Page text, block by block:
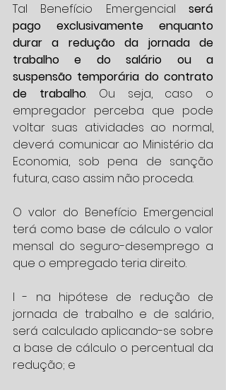
Tal Benefício Emergencial será
pago exclusivamente enquanto
durar a redução da jornada de
trabalho e do salário ou a
suspensão temporária do contrato
de trabalho. Ou seja, caso o
empregador perceba que pode
voltar suas atividades ao normal,
deverá comunicar ao Ministério da
Economia, sob pena de sanção
futura, caso assim não proceda.
O valor do Benefício Emergencial
terá como base de cálculo o valor
mensal do seguro-desemprego a
que o empregado teria direito.
I - na hipótese de redução de
jornada de trabalho e de salário,
será calculado aplicando-se sobre
a base de cálculo o percentual da
redução; e